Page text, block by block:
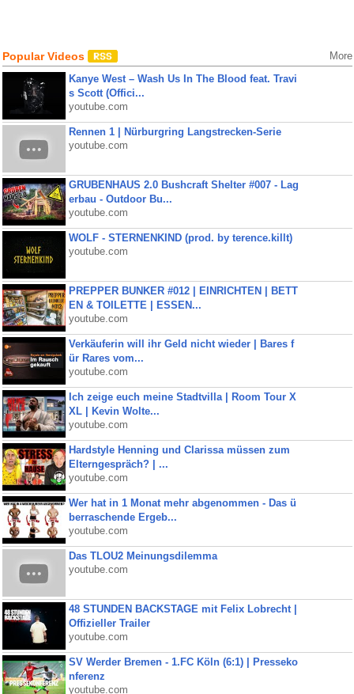
Popular Videos More
Kanye West – Wash Us In The Blood feat. Travi
s Scott (Offici...
youtube.com
Rennen 1 | Nürburgring Langstrecken-Serie
youtube.com
GRUBENHAUS 2.0 Bushcraft Shelter #007 - Lag
erbau - Outdoor Bu...
youtube.com
WOLF - STERNENKIND (prod. by terence.killt)
youtube.com
PREPPER BUNKER #012 | EINRICHTEN | BETT
EN & TOILETTE | ESSEN...
youtube.com
Verkäuferin will ihr Geld nicht wieder | Bares f
ür Rares vom...
youtube.com
Ich zeige euch meine Stadtvilla | Room Tour X
XL | Kevin Wolte...
youtube.com
Hardstyle Henning und Clarissa müssen zum
Elterngespräch? | ...
youtube.com
Wer hat in 1 Monat mehr abgenommen - Das ü
berraschende Ergeb...
youtube.com
Das TLOU2 Meinungsdilemma
youtube.com
48 STUNDEN BACKSTAGE mit Felix Lobrecht |
Offizieller Trailer
youtube.com
SV Werder Bremen - 1.FC Köln (6:1) | Presseko
nferenz
youtube.com